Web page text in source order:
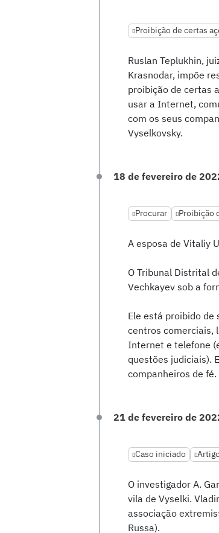
Proibição de certas
Ruslan Teplukhin,
Krasnodar, impõe
proibição de certas
usar a Internet,
com os seus
Vyselkovsky.
18 de fevereiro de
Procurar Proibição
A esposa de Vitaliy
O Tribunal Distrital
Vechkayev sob a
Ele está proibido
centros comerciais,
Internet e telefone
questões judiciais).
companheiros de fé.
21 de fevereiro de
Caso iniciado
O investigador A.
vila de Vyselki.
associação
Russa).